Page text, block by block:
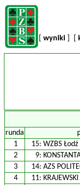
wyniki
runda
1
15: WZBS Łodź
2
9:
3
14: AZS
4
11: